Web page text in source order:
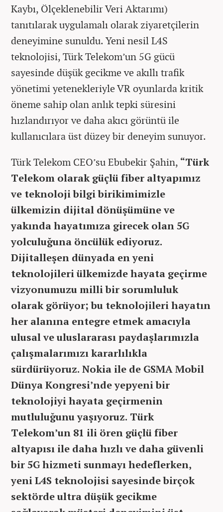
Kaybı, Ölçeklenebilir Veri Aktarımı)
tanıtılarak uygulamalı olarak ziyaretçilerin
deneyimine sunuldu. Yeni nesil L4S
teknolojisi, Türk Telekom’un 5G gücü
sayesinde düşük gecikme ve akıllı trafik
yönetimi yetenekleriyle VR oyunlarda kritik
öneme sahip olan anlık tepki süresini
hızlandırıyor ve daha akıcı görüntü ile
kullanıcılara üst düzey bir deneyim sunuyor.
Türk Telekom CEO’su Ebubekir Şahin, “Türk
Telekom olarak güçlü fiber altyapımız
ve teknoloji bilgi birikimimizle
ülkemizin dijital dönüşümüne ve
yakında hayatımıza girecek olan 5G
yolculuğuna öncülük ediyoruz.
Dijitalleşen dünyada en yeni
teknolojileri ülkemizde hayata geçirme
vizyonumuzu milli bir sorumluluk
olarak görüyor; bu teknolojileri hayatın
her alanına entegre etmek amacıyla
ulusal ve uluslararası paydaşlarımızla
çalışmalarımızı kararlılıkla
sürdürüyoruz. Nokia ile de GSMA Mobil
Dünya Kongresi’nde yepyeni bir
teknolojiyi hayata geçirmenin
mutluluğunu yaşıyoruz. Türk
Telekom’un 81 ili ören güçlü fiber
altyapısı ile daha hızlı ve daha güvenli
bir 5G hizmeti sunmayı hedeflerken,
yeni L4S teknolojisi sayesinde birçok
sektörde ultra düşük gecikme